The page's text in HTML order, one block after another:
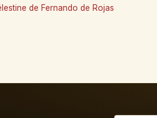
de Fernando de Rojas